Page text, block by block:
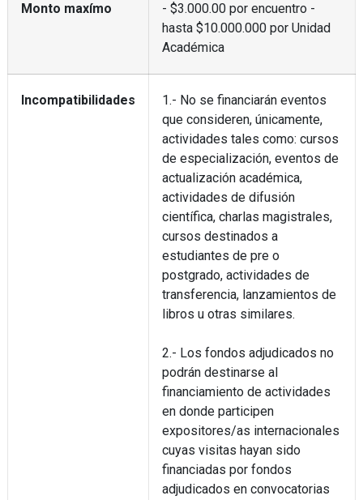
Monto maxímo
- $3.000.00 por encuentro -
hasta $10.000.000 por Unidad
Académica
Incompatibilidades
1.- No se financiarán eventos
que consideren, únicamente,
actividades tales como: cursos
de especialización, eventos de
actualización académica,
actividades de difusión
científica, charlas magistrales,
cursos destinados a
estudiantes de pre o
postgrado, actividades de
transferencia, lanzamientos de
libros u otras similares.
2.- Los fondos adjudicados no
podrán destinarse al
financiamiento de actividades
en donde participen
expositores/as internacionales
cuyas visitas hayan sido
financiadas por fondos
adjudicados en convocatorias